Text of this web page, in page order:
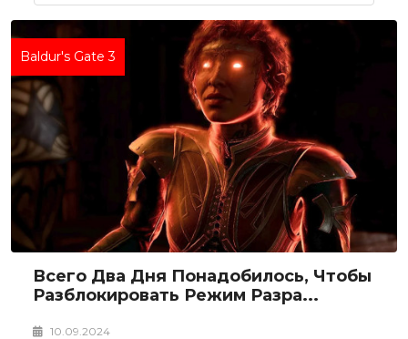
Baldur's Gate 3
Всего Два Дня Понадобилось, Чтобы
Разблокировать Режим Разра...
10.09.2024